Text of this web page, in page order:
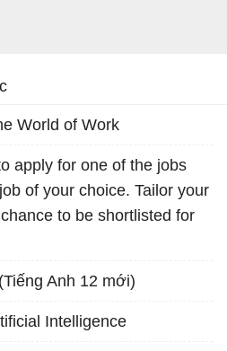
World of Work
apply for one of the jobs
of your choice. Tailor your
to be shortlisted for
Anh 12 mới)
Intelligence